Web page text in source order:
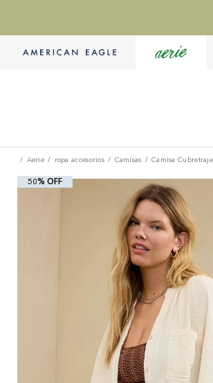
Aerie ropa accesorios Camisas Camisa
50% OFF